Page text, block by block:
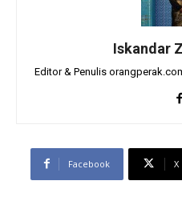
Iskandar
Editor & Penulis
Facebook X